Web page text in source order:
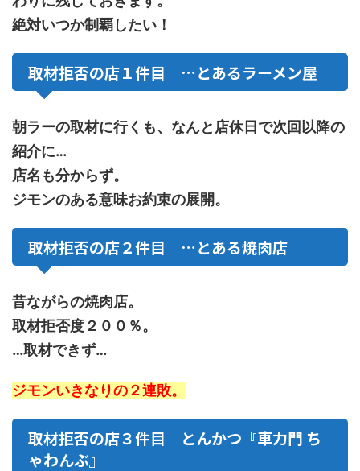
絶対いつか制覇したい！
取材拒否の店１件目 …とあるラーメン屋
朝ラーの取材に行くも、なんと店休日で次回以降の
紹介に…
店名も分からず。
ジモンのある意味お約束の展開。
取材拒否の店２件目 …とある焼肉店
昔ながらの焼肉店。
取材拒否度２００％。
…取材できず…
ジモンいきなりの２連敗。
取材拒否の店３件目 とんかつ『車力門 ち
ゃわんぶ』